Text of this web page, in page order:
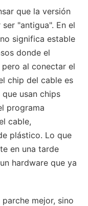
que la versión
"antigua". En el
significa estable
donde el
al conectar el
chip del cable es
usan chips
programa
cable,
plástico. Lo que
en una tarde
hardware que ya
mejor, sino